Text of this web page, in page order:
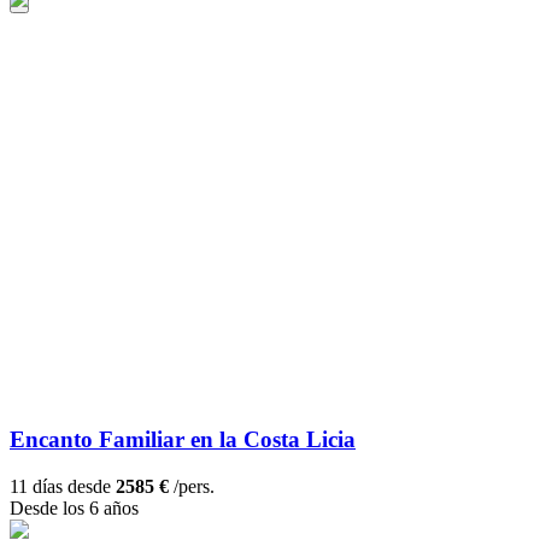
Encanto Familiar en la Costa Licia
11 días desde 2585 € /pers.
Desde los 6 años